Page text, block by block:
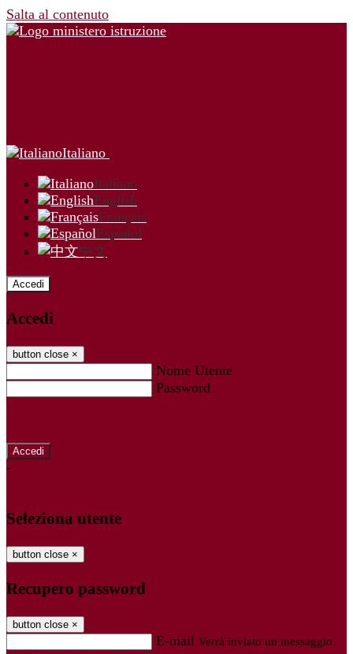
Salta al contenuto
Italiano
Italiano
English
Français
Español
中文
Accedi
Accedi
button close ×
Nome Utente
Password
-
Seleziona utente
button close ×
Recupero password
button close ×
E-mail Verrà inviato un messaggio